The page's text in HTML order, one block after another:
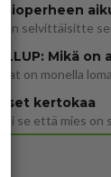
kertokaa